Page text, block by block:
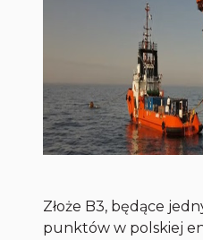
Złoże B3, będące
punktów w polskiej